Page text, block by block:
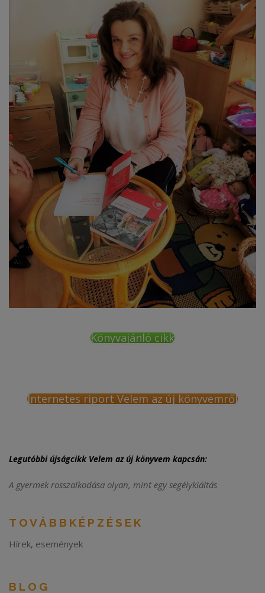
Könyvajánló cikk
Internetes riport Velem az új könyvemről
Legutóbbi újságcikk Velem az új könyvem kapcsán:
A gyermek rosszalkodása olyan, mint egy segélykiáltás
TOVÁBBKÉPZÉSEK
Hírek, események
BLOG